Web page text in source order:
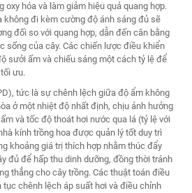
oxy hóa và làm giảm hiệu quả quang hợp.
không đi kèm cường độ ánh sáng đủ sẽ
đối so với quang hợp, dẫn đến cân bằng
sống của cây. Các chiến lược điều khiển
sưởi ấm và chiếu sáng một cách tỷ lệ để
ưu.
tức là sự chênh lệch giữa độ ẩm không
ở một nhiệt độ nhất định, chịu ảnh hưởng
và tốc độ thoát hơi nước qua lá (tỷ lệ với
kính trồng hoa được quản lý tốt duy trì
khoảng giá trị thích hợp nhằm thúc đẩy
đủ để hấp thu dinh dưỡng, đồng thời tránh
thẳng cho cây trồng. Các thuật toán điều
tục chênh lệch áp suất hơi và điều chỉnh